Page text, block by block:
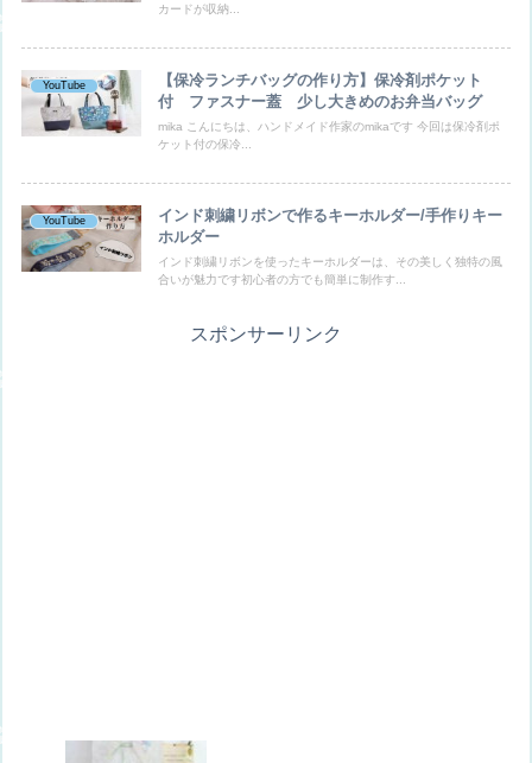
カードが収納...
YouTube
【保冷ランチバッグの作り方】保冷剤ポケット
付 ファスナー蓋 少し大きめのお弁当バッグ
mika こんにちは、ハンドメイド作家のmikaです 今回は保冷剤ポ
ケット付の保冷...
YouTube
インド刺繍リボンで作るキーホルダー/手作りキー
ホルダー
インド刺繍リボンを使ったキーホルダーは、その美しく独特の風
合いが魅力です初心者の方でも簡単に制作す...
スポンサーリンク